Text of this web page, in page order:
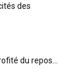
des
du repos…